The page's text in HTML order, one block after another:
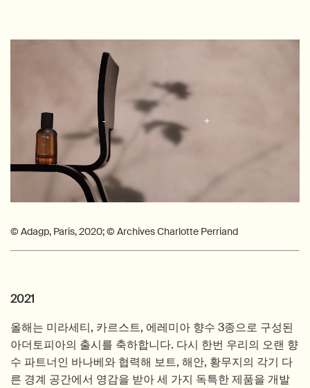
© Adagp, Paris, 2020; © Archives Charlotte Perriand
2021
올해는 미라세티, 카르스트, 에레미아 향수 3종으로 구성된
아더토피아의 출시를 축하합니다. 다시 한번 우리의 오랜 향
수 파트너인 바나베와 협력해 보트, 해안, 황무지의 각기 다
른 경계 공간에서 영감을 받아 세 가지 독특한 제품을 개발